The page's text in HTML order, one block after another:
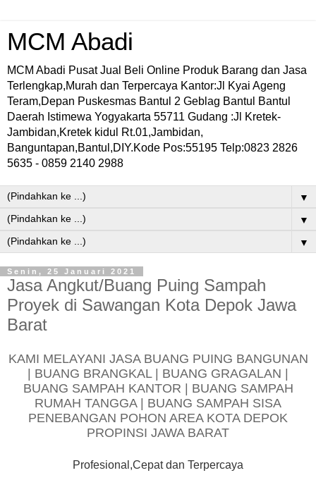
MCM Abadi
MCM Abadi Pusat Jual Beli Online Produk Barang dan Jasa
Terlengkap,Murah dan Terpercaya Kantor:Jl Kyai Ageng
Teram,Depan Puskesmas Bantul 2 Geblag Bantul Bantul
Daerah Istimewa Yogyakarta 55711 Gudang :Jl Kretek-
Jambidan,Kretek kidul Rt.01,Jambidan,
Banguntapan,Bantul,DIY.Kode Pos:55195 Telp:0823 2826
5635 - 0859 2140 2988
▼
▼
▼
Senin, 25 Januari 2021
Jasa Angkut/Buang Puing Sampah
Proyek di Sawangan Kota Depok Jawa
Barat
KAMI MELAYANI JASA BUANG PUING BANGUNAN
| BUANG BRANGKAL | BUANG GRAGALAN |
BUANG SAMPAH KANTOR | BUANG SAMPAH
RUMAH TANGGA | BUANG SAMPAH SISA
PENEBANGAN POHON AREA KOTA DEPOK
PROPINSI JAWA BARAT
Profesional,Cepat dan Terpercaya